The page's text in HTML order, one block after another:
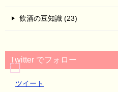
飲酒の豆知識 (23)
Twitter でフォロー
ツイート